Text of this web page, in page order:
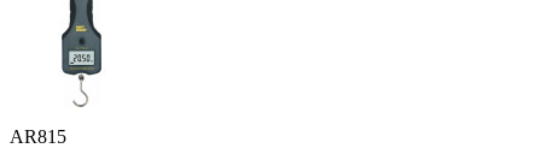
AR815